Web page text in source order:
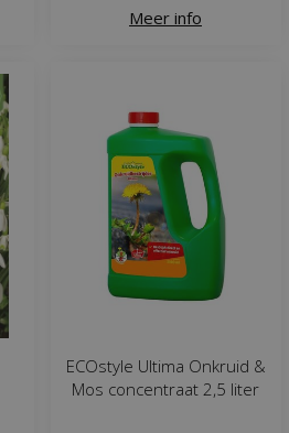
Meer info
ECOstyle Ultima Onkruid &
Mos concentraat 2,5 liter